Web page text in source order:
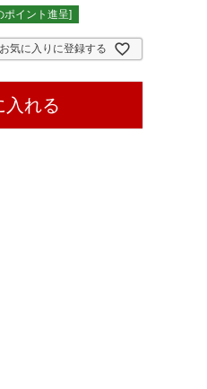
ポイント進呈]
お気に入りに登録する
入れる